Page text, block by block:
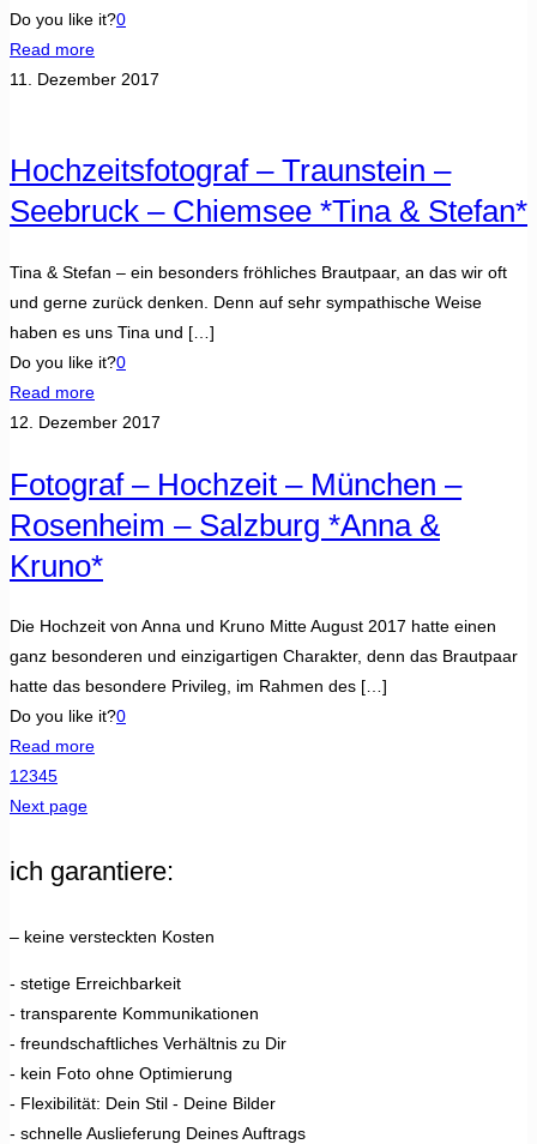
Do you like it?0
Read more
11. Dezember 2017
Hochzeitsfotograf – Traunstein –
Seebruck – Chiemsee *Tina & Stefan*
Tina & Stefan – ein besonders fröhliches Brautpaar, an das wir oft
und gerne zurück denken. Denn auf sehr sympathische Weise
haben es uns Tina und […]
Do you like it?0
Read more
12. Dezember 2017
Fotograf – Hochzeit – München –
Rosenheim – Salzburg *Anna &
Kruno*
Die Hochzeit von Anna und Kruno Mitte August 2017 hatte einen
ganz besonderen und einzigartigen Charakter, denn das Brautpaar
hatte das besondere Privileg, im Rahmen des […]
Do you like it?0
Read more
1 2345
Next page
ich garantiere:
– keine versteckten Kosten
- stetige Erreichbarkeit
- transparente Kommunikationen
- freundschaftliches Verhältnis zu Dir
- kein Foto ohne Optimierung
- Flexibilität: Dein Stil - Deine Bilder
- schnelle Auslieferung Deines Auftrags